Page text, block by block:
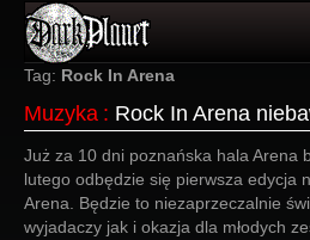
Artykuły
Użytkownicy
Wydarzenia
Galeria
Tag: Rock In Arena
Muzyka : Rock In Arena
Już za 10 dni poznańska hala Arena
lutego odbędzie się pierwsza edycja
Arena. Będzie to niezaprzeczalnie
wyjadaczy jak i okazja dla młodych